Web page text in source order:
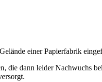
einer Papierfabrik
die dann leider Nachwuchs